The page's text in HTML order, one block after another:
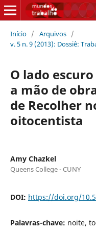
Início / Arquivos /
v. 5 n. 9 (2013): Dossiê:
O lado
a mão de
de Recolher
oitocentista
Amy Chazkel
Queens College - CUNY
DOI: https://doi.org/
Palavras-chave: noite,